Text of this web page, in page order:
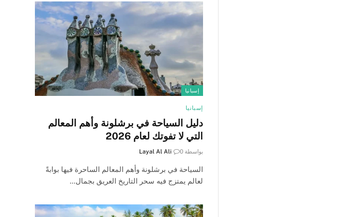
إسبانيا
إسبانيا
دليل السياحة في برشلونة وأهم المعالم
التي لا تفوتك لعام 2026
بواسطة Layal Al Ali 0
السياحة في برشلونة وأهم المعالم الساحرة فيها بوابةً
لعالم يمتزج فيه سحر التاريخ العريق بجمال…